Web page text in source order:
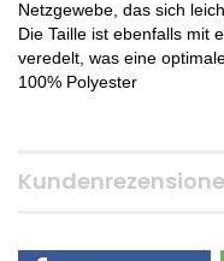
Netzgewebe, das sich
Die Taille ist ebenfalls mit
veredelt, was eine
100% Polyester